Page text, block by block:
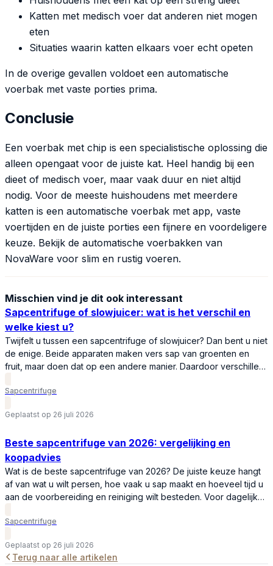
Katten met medisch voer dat anderen niet mogen
eten
Situaties waarin katten elkaars voer echt opeten
In de overige gevallen voldoet een automatische
voerbak met vaste porties prima.
Conclusie
Een voerbak met chip is een specialistische oplossing die
alleen opengaat voor de juiste kat. Heel handig bij een
dieet of medisch voer, maar vaak duur en niet altijd
nodig. Voor de meeste huishoudens met meerdere
katten is een automatische voerbak met app, vaste
voertijden en de juiste porties een fijnere en voordeligere
keuze. Bekijk de automatische voerbakken van
NovaWare voor slim en rustig voeren.
Misschien vind je dit ook interessant
Sapcentrifuge of slowjuicer: wat is het verschil en
welke kiest u?
Twijfelt u tussen een sapcentrifuge of slowjuicer? Dan bent u niet
de enige. Beide apparaten maken vers sap van groenten en
fruit, maar doen dat op een andere manier. Daardoor verschillen
vergelijking leest u wat het verschil is tussen een sapcentrifuge
Sapcentrifuge
Geplaatst op 26 juli 2026
Beste sapcentrifuge van 2026: vergelijking en
koopadvies
Wat is de beste sapcentrifuge van 2026? De juiste keuze hangt
af van wat u wilt persen, hoe vaak u sap maakt en hoeveel tijd u
aan de voorbereiding en reiniging wilt besteden. Voor dagelijks
snelheden, een grote vulopening en een ruime pulpcontainer
Sapcentrifuge
Geplaatst op 26 juli 2026
Terug naar alle artikelen